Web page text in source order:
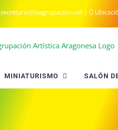
secretaria@laagrupacion.net|
MINIATURISMO SALÓN